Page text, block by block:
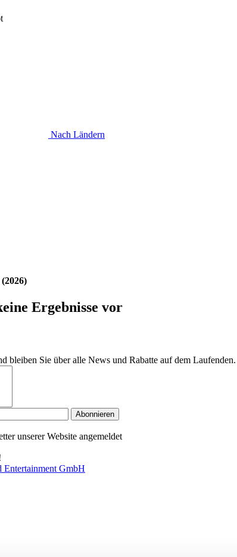
Nach Ländern
Ergebnisse vor
bleiben Sie über alle News und Rabatte auf dem Laufenden.
Abonnieren
unserer Website angemeldet